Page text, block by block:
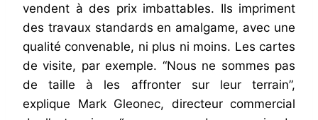
vendent à des prix imbattables. Ils impriment
des travaux standards en amalgame, avec une
qualité convenable, ni plus ni moins. Les cartes
de visite, par exemple. “Nous ne sommes pas
de taille à les affronter sur leur terrain”,
explique Mark Gleonec, directeur commercial